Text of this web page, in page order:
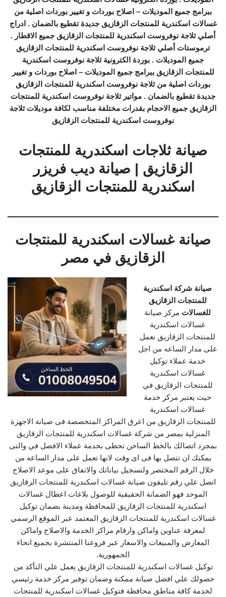
ببرامج جميع الموديلات – اصلاح بوردات و تغيير بوردات اصلية من
غسالات اسكندرية للمنتجات الزقازيق جديدة تقطيع بالضمان . ادراج
أصلي ثلاجة نوفروست اسكندرية للمنتجات الزقازيق جميع الاقطار .
ترموستات أصلي ثلاجة نوفروست اسكندرية للمنتجات الزقازيق
جميع الموديلات . بوردة الكترونية ثلاجة نوفروست اسكندرية
للمنتجات الزقازيق ببرامج جميع الموديلات – اصلاح بوردات و تغيير
بوردات اصلية من ثلاجة نوفروست اسكندرية للمنتجات الزقازيق
جديدة تقطيع بالضمان . مواتير ثلاجة نوفروست اسكندرية للمنتجات
الزقازيق جميع الاحجام بقدرات مختلفة مناسب لكافة موديلات ثلاجة
نوفروست اسكندرية للمنتجات الزقازيق
صيانة ثلاجات اسكندرية للمنتجات
الزقازيق | صيانة ديب فريزر
اسكندرية للمنتجات الزقازيق
صيانة غسالات اسكندرية للمنتجات
الزقازيق في مصر
صيانة شركة اسكندرية
للمنتجات الزقازيق
للغسالات مركز صيانة
غسالات اسكندرية
للمنتجات الزقازيق نعمل
على مدار الساعه من اجل
خدمة عملاء توكيل
غسالات اسكندرية
للمنتجات الزقازيق في
حيث يعتبر مركز خدمة
غسالات اسكندرية
للمنتجات الزقازيق من اعرق المراكز المتخصصة فى صيانة الاجهزة
المنزلية بمصر من شركة غسالات اسكندرية للمنتجات الزقازيق
بمجرد اتصالك بالخط الساخن تحظى بخدمة عملاء الافضل في والتى
يمكنك ان تتصل بها فى اى وقت لانها تعمل على مدار الساعه من
خلال الرقم المختصر ولتسجيل بياناتك والاتفاق على موعد الاصلاح
اتصل علي رقم تليفون صيانة غسالات اسكندرية للمنتجات الزقازيق
الموحد فهو الضمانة الحقيقية للوصول بلاغات اعطال غسالات
اسكندرية للمنتجات الزقازيق للمحافظة ومدينة بضمان توكيل
غسالات اسكندرية للمنتجات الزقازيق المعتمد عبر الموقع الرسمي
لمعرفة عناوين واماكن وارقام مراكز الخدمة والاصلاح واماكن
المعارض والمبيعات والاسعار عبر فروعنا المنتشرة بجميع انحاء
الجمهورية.
توكيل غسالات اسكندرية للمنتجات الزقازيق يعمل علي التأكد من
حصولك علي افضل صيانة ممكنة وضمان توفير مركز خدمة رئيسي
لخدمة كافة مناطق محافظة فتوكيل غسالات اسكندرية للمنتجات